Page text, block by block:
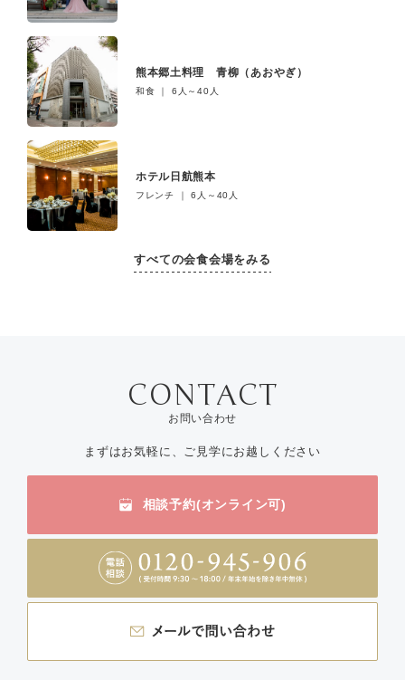
熊本郷土料理 青柳（あおやぎ）
和食 ｜ 6人～40人
ホテル日航熊本
フレンチ ｜ 6人～40人
すべての会食会場をみる
お問い合わせ
まずはお気軽に、ご見学にお越しください
相談予約(オンライン可)